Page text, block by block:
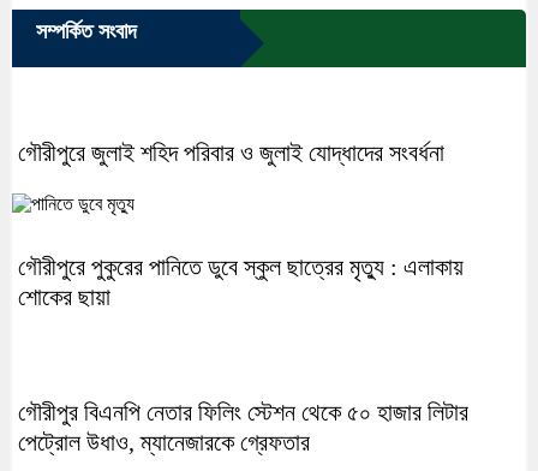
সম্পর্কিত সংবাদ
গৌরীপুরে জুলাই শহিদ পরিবার ও জুলাই যোদ্ধাদের সংবর্ধনা
গৌরীপুরে পুকুরের পানিতে ডুবে স্কুল ছাত্রের মৃত্যু : এলাকায়
শোকের ছায়া
গৌরীপুর বিএনপি নেতার ফিলিং স্টেশন থেকে ৫০ হাজার লিটার
পেট্রোল উধাও, ম্যানেজারকে গ্রেফতার